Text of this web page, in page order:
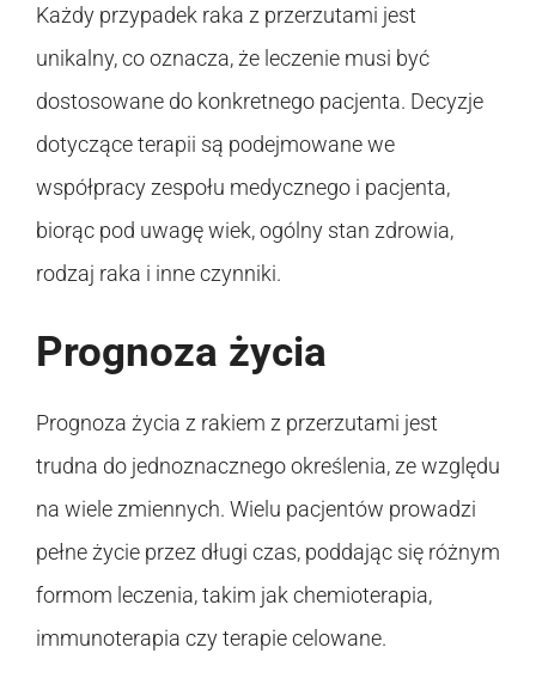
Każdy przypadek raka z przerzutami jest
unikalny, co oznacza, że leczenie musi być
dostosowane do konkretnego pacjenta. Decyzje
dotyczące terapii są podejmowane we
współpracy zespołu medycznego i pacjenta,
biorąc pod uwagę wiek, ogólny stan zdrowia,
rodzaj raka i inne czynniki.
Prognoza życia
Prognoza życia z rakiem z przerzutami jest
trudna do jednoznacznego określenia, ze względu
na wiele zmiennych. Wielu pacjentów prowadzi
pełne życie przez długi czas, poddając się różnym
formom leczenia, takim jak chemioterapia,
immunoterapia czy terapie celowane.